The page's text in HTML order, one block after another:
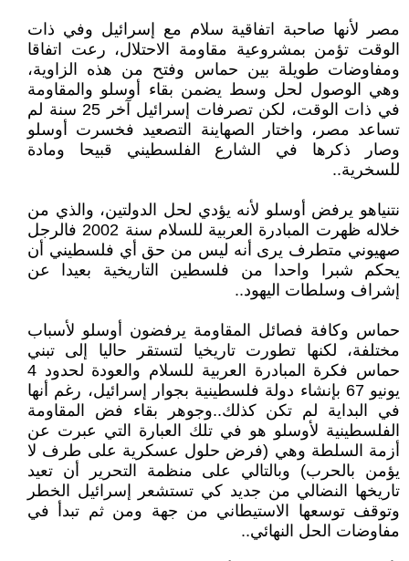
مصر لأنها صاحبة اتفاقية سلام مع إسرائيل وفي ذات
الوقت تؤمن بمشروعية مقاومة الاحتلال، رعت اتفاقا
ومفاوضات طويلة بين حماس وفتح من هذه الزاوية،
وهي الوصول لحل وسط يضمن بقاء أوسلو والمقاومة
في ذات الوقت، لكن تصرفات إسرائيل آخر 25 سنة لم
تساعد مصر، واختار الصهاينة التصعيد فخسرت أوسلو
وصار ذكرها في الشارع الفلسطيني قبيحا ومادة
للسخرية..
نتنياهو يرفض أوسلو لأنه يؤدي لحل الدولتين، والذي من
خلاله ظهرت المبادرة العربية للسلام سنة 2002 فالرجل
صهيوني متطرف يرى أنه ليس من حق أي فلسطيني أن
يحكم شبرا واحدا من فلسطين التاريخية بعيدا عن
إشراف وسلطات اليهود..
حماس وكافة فصائل المقاومة يرفضون أوسلو لأسباب
مختلفة، لكنها تطورت تاريخيا لتستقر حاليا إلى تبني
حماس فكرة المبادرة العربية للسلام والعودة لحدود 4
يونيو 67 بإنشاء دولة فلسطينية بجوار إسرائيل، رغم أنها
في البداية لم تكن كذلك..وجوهر بقاء فض المقاومة
الفلسطينية لأوسلو هو في تلك العبارة التي عبرت عن
أزمة السلطة وهي (فرض حلول عسكرية على طرف لا
يؤمن بالحرب) وبالتالي على منظمة التحرير أن تعيد
تاريخها النضالي من جديد كي تستشعر إسرائيل الخطر
وتوقف توسعها الاستيطاني من جهة ومن ثم تبدأ في
مفاوضات الحل النهائي..